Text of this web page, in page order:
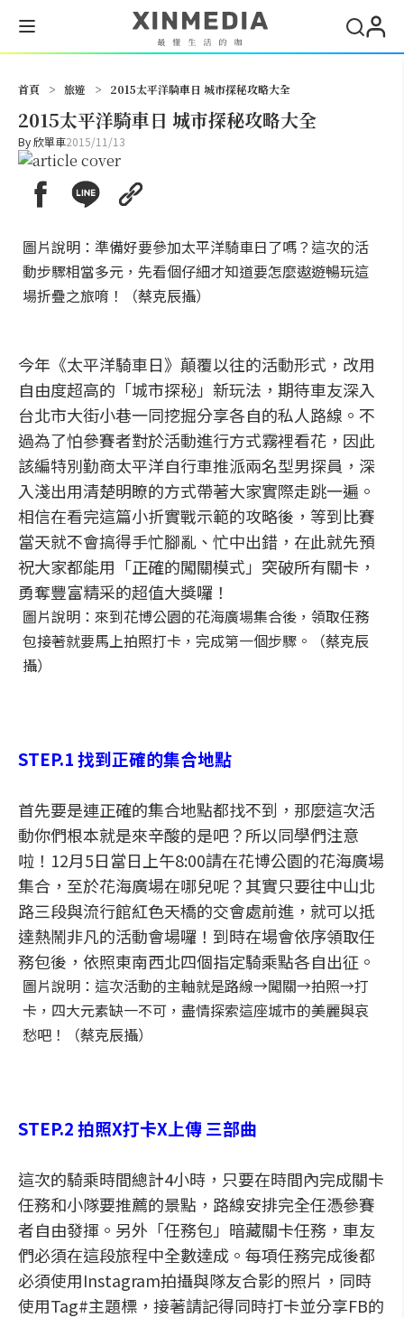
首頁 > 旅遊 > 2015太平洋騎車日 城市探秘攻略大全
2015太平洋騎車日 城市探秘攻略大全
By欣單車2015/11/13
圖片說明：準備好要參加太平洋騎車日了嗎？這次的活
動步驟相當多元，先看個仔細才知道要怎麼遨遊暢玩這
場折疊之旅唷！（蔡克辰攝）
今年《太平洋騎車日》顛覆以往的活動形式，改用
自由度超高的「城市探秘」新玩法，期待車友深入
台北市大街小巷一同挖掘分享各自的私人路線。不
過為了怕參賽者對於活動進行方式霧裡看花，因此
該編特別勤商太平洋自行車推派兩名型男探員，深
入淺出用清楚明瞭的方式帶著大家實際走跳一遍。
相信在看完這篇小折實戰示範的攻略後，等到比賽
當天就不會搞得手忙腳亂、忙中出錯，在此就先預
祝大家都能用「正確的闖關模式」突破所有關卡，
勇奪豐富精采的超值大獎囉！
圖片說明：來到花博公園的花海廣場集合後，領取任務
包接著就要馬上拍照打卡，完成第一個步驟。（蔡克辰
攝）
STEP.1 找到正確的集合地點
首先要是連正確的集合地點都找不到，那麼這次活
動你們根本就是來辛酸的是吧？所以同學們注意
啦！12月5日當日上午8:00請在花博公園的花海廣場
集合，至於花海廣場在哪兒呢？其實只要往中山北
路三段與流行館紅色天橋的交會處前進，就可以抵
達熱鬧非凡的活動會場囉！到時在場會依序領取任
務包後，依照東南西北四個指定騎乘點各自出征。
圖片說明：這次活動的主軸就是路線→闖關→拍照→打
卡，四大元素缺一不可，盡情探索這座城市的美麗與哀
愁吧！（蔡克辰攝）
STEP.2 拍照X打卡X上傳 三部曲
這次的騎乘時間總計4小時，只要在時間內完成關卡
任務和小隊要推薦的景點，路線安排完全任憑參賽
者自由發揮。另外「任務包」暗藏關卡任務，車友
們必須在這段旅程中全數達成。每項任務完成後都
必須使用Instagram拍攝與隊友合影的照片，同時
使用Tag#主題標，接著請記得同時打卡並分享FB的